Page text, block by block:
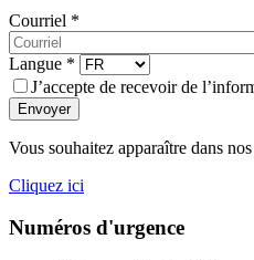
Courriel *
Langue *
J’accepte de recevoir de
Envoyer
Vous souhaitez apparaître dans
Cliquez ici
Numéros d'urgence